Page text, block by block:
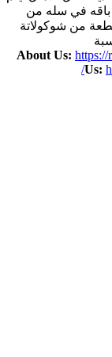
باقه في سله من
الاحمر والابيض و ٤٠ قطعة من شوكولاتة
About Us: https://
Us: